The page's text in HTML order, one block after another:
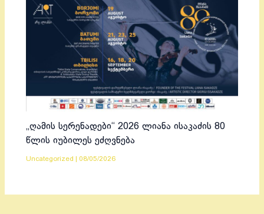
„ღამის სერენადები“ 2026 ლიანა ისაკაძის 80
წლის იუბილეს ეძღვნება
Uncategorized 08/05/2026